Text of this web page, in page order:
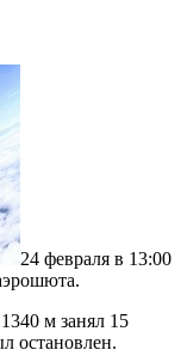
24 февраля в 13:00
м занял 15
остановлен.